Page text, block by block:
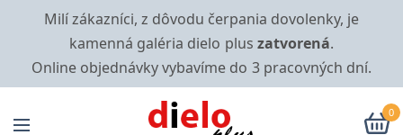
Milí zákazníci, z dôvodu čerpania dovolenky, je
kamenná galéria dielo plus zatvorená.
Online objednávky vybavíme do 3 pracovných dní.
0